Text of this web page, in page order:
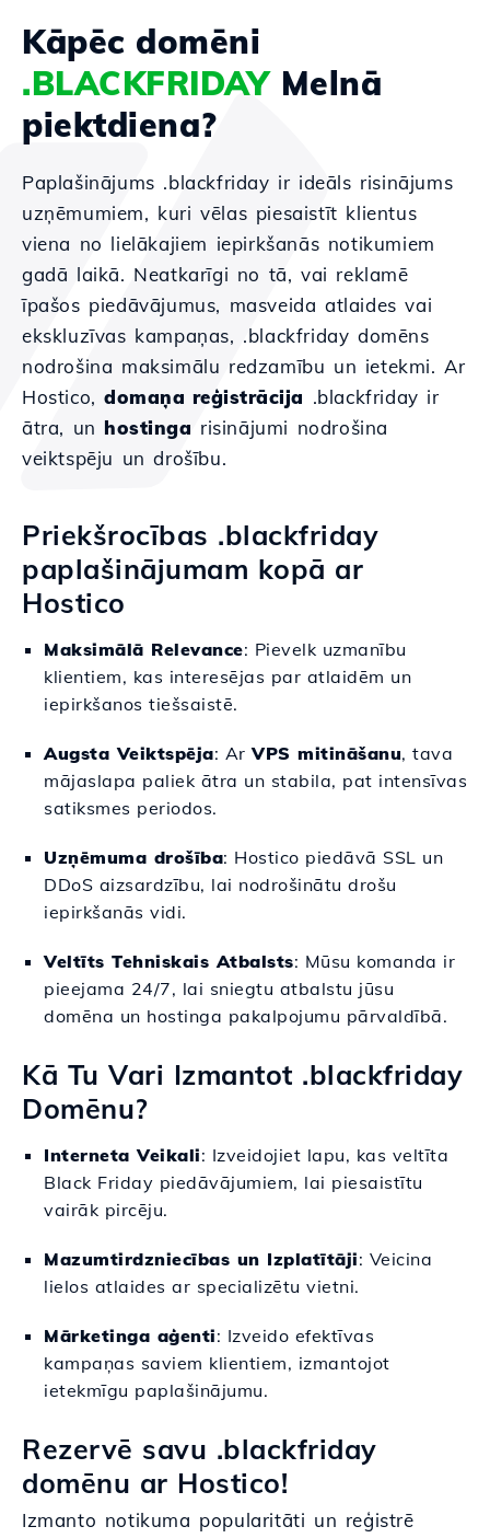
Kāpēc domēni
.BLACKFRIDAYMelnā
piektdiena?
Paplašinājums .blackfriday ir ideāls risinājums
uzņēmumiem, kuri vēlas piesaistīt klientus
viena no lielākajiem iepirkšanās notikumiem
gadā laikā. Neatkarīgi no tā, vai reklamē
īpašos piedāvājumus, masveida atlaides vai
ekskluzīvas kampaņas, .blackfriday domēns
nodrošina maksimālu redzamību un ietekmi. Ar
Hostico,domaņa reģistrācija .blackfriday ir
ātra, un hostinga risinājumi nodrošina
veiktspēju un drošību.
Priekšrocības .blackfriday
paplašinājumam kopā ar
Hostico
Maksimālā Relevance: Pievelk uzmanību
klientiem, kas interesējas par atlaidēm un
iepirkšanos tiešsaistē.
Augsta Veiktspēja: ArVPS mitināšanu, tava
mājaslapa paliek ātra un stabila, pat intensīvas
satiksmes periodos.
Uzņēmuma drošība: Hostico piedāvā SSL un
DDoS aizsardzību, lai nodrošinātu drošu
iepirkšanās vidi.
Veltīts Tehniskais Atbalsts: Mūsu komanda ir
pieejama 24/7, lai sniegtu atbalstu jūsu
domēna un hostinga pakalpojumu pārvaldībā.
Kā Tu Vari Izmantot .blackfriday
Domēnu?
Interneta Veikali: Izveidojiet lapu, kas veltīta
Black Friday piedāvājumiem, lai piesaistītu
vairāk pircēju.
Mazumtirdzniecības un Izplatītāji: Veicina
lielos atlaides ar specializētu vietni.
Mārketinga aģenti: Izveido efektīvas
kampaņas saviem klientiem, izmantojot
ietekmīgu paplašinājumu.
Rezervē savu .blackfriday
domēnu ar Hostico!
Izmanto notikuma popularitāti un reģistrē